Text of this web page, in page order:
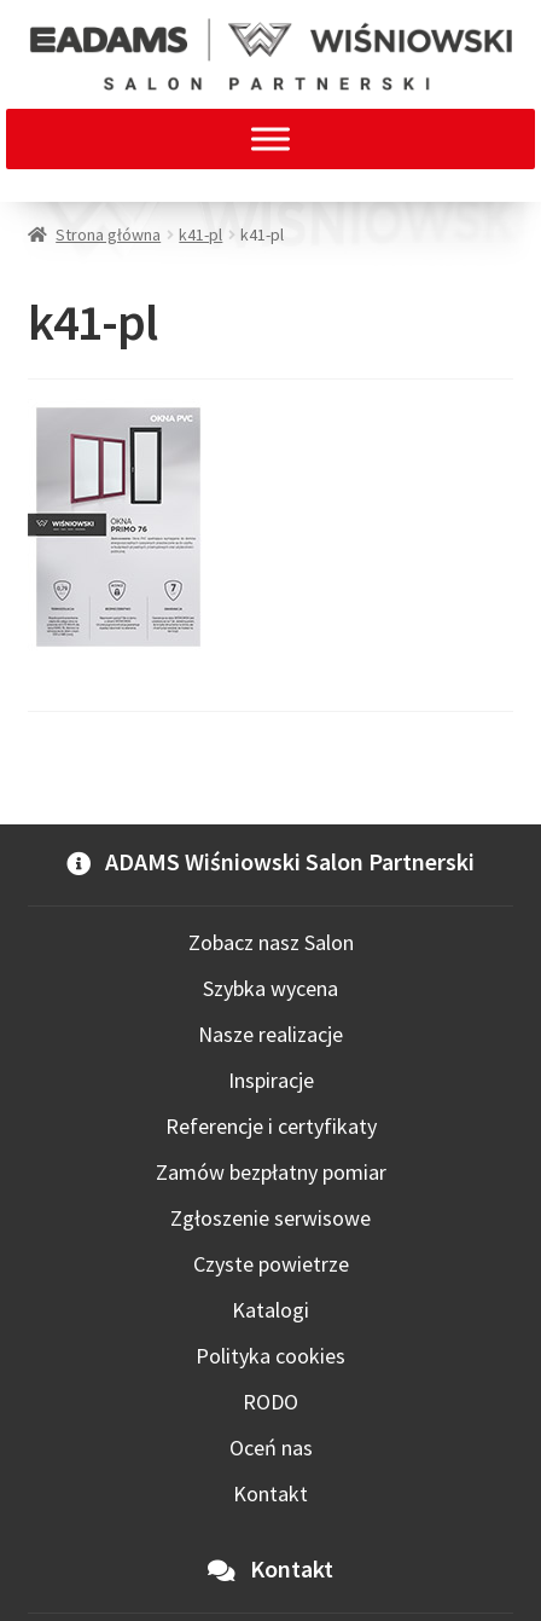
Strona główna k41-pl k41-pl
k41-pl
ADAMS Wiśniowski Salon Partnerski
Zobacz nasz Salon
Szybka wycena
Nasze realizacje
Inspiracje
Referencje i certyfikaty
Zamów bezpłatny pomiar
Zgłoszenie serwisowe
Czyste powietrze
Katalogi
Polityka cookies
RODO
Oceń nas
Kontakt
Kontakt